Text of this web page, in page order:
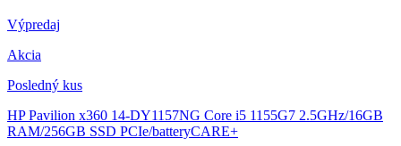
Výpredaj
Akcia
Posledný kus
HP Pavilion x360 14-DY1157NG Core i5 1155G7 2.5GHz/16GB
RAM/256GB SSD PCIe/batteryCARE+